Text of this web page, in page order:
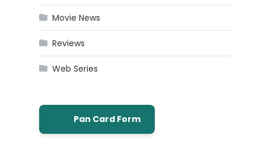
Movie News
Reviews
Web Series
Pan Card Form